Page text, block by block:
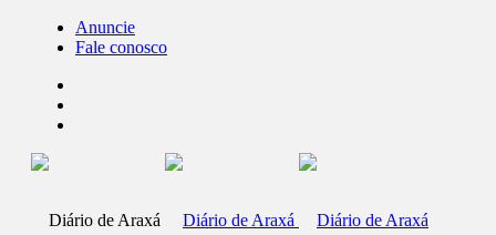
Anuncie
Fale conosco